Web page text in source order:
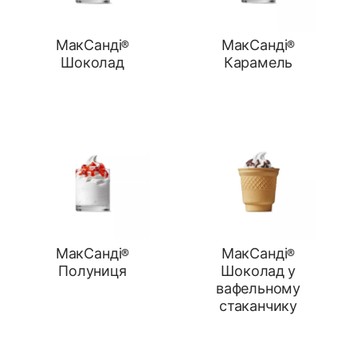
МакСанді®
Шоколад
МакСанді®
Карамель
МакСанді®
Полуниця
МакСанді®
Шоколад у
вафельному
стаканчику